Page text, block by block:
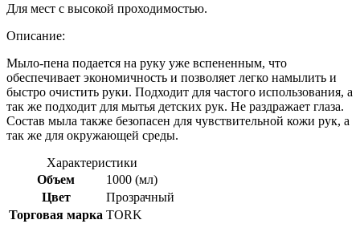
Для мест с высокой проходимостью.
Описание:
Мыло-пена подается на руку уже вспененным, что
обеспечивает экономичность и позволяет легко намылить и
быстро очистить руки. Подходит для частого использования, а
так же подходит для мытья детских рук. Не раздражает глаза.
Состав мыла также безопасен для чувствительной кожи рук, а
так же для окружающей среды.
Характеристики
Объем
1000 (мл)
Цвет
Прозрачный
Торговая марка TORK